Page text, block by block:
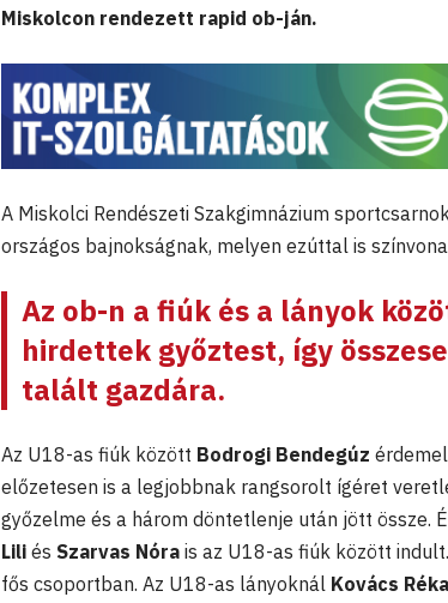
Miskolcon rendezett rapid ob-ján.
A Miskolci Rendészeti Szakgimnázium
országos bajnokságnak, melyen ezúttal is
Az ob-n a fiúk és a lányok
hirdettek győztest, így
talált gazdára.
Az U18-as fiúk között Bodrogi Bendegúz
előzetesen is a legjobbnak rangsorolt ígéret
győzelme és a három döntetlenje után jött össze.
Lili és Szarvas Nóra is az U18-as fiúk között
fős csoportban. Az U18-as lányoknál Kovács Réka